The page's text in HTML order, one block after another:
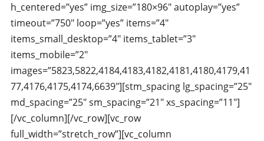
h_centered=”yes” img_size=”180×96″ autoplay=”yes”
timeout=”750″ loop=”yes” items=”4″
items_small_desktop=”4″ items_tablet=”3″
items_mobile=”2″
images=”5823,5822,4184,4183,4182,4181,4180,4179,41
77,4176,4175,4174,6639″][stm_spacing lg_spacing=”25″
md_spacing=”25″ sm_spacing=”21″ xs_spacing=”11″]
[/vc_column][/vc_row][vc_row
full_width=”stretch_row”][vc_column